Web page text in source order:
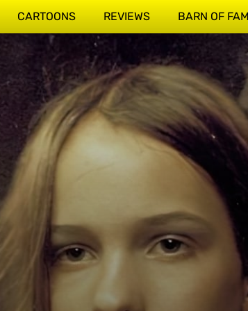
CARTOONS REVIEWS BARN OF